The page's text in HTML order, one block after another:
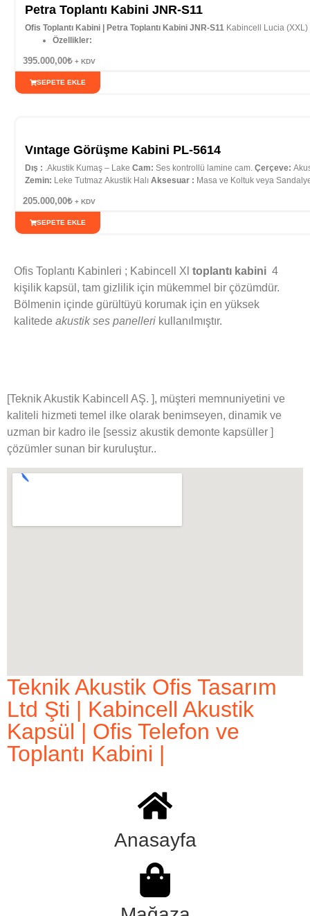
Petra Toplantı Kabini JNR-S11
Ofis Toplantı Kabini | Petra Toplantı Kabini JNR-S11 Kabincell Lucia
Özellikler:
Kapasite : 1 – 4 kişilik
Güç Bağlantısı: 3x220V, 3 USB 1x Data bağlantı noktası
395.000,00₺ + KDV
SEPETE EKLE
Vıntage Görüşme Kabini PL-5614
Dış : .Akustik Kumaş – Lake Cam: Ses kontrollü lamine cam. Çerçeve:
Zemin: Leke Tutmaz Akustik Halı Aksesuar : Masa ve Koltuk veya
205.000,00₺ + KDV
SEPETE EKLE
Ofis Toplantı Kabinleri ; Kabincell Xl toplantı kabini 4
kişilik kapsül, tam gizlilik için mükemmel bir çözümdür.
Bölmenin içinde gürültüyü korumak için en yüksek
kalitede akustik ses panelleri kullanılmıştır.
[Teknik Akustik Kabincell AŞ. ], müşteri memnuniyetini ve
kaliteli hizmeti temel ilke olarak benimseyen, dinamik ve
uzman bir kadro ile [sessiz akustik demonte kapsüller ]
çözümler sunan bir kuruluştur..
Teknik Akustik Ofis Tasarım
Ltd Şti | Kabincell Akustik
Kapsül | Ofis Telefon ve
Toplantı Kabini |
Anasayfa